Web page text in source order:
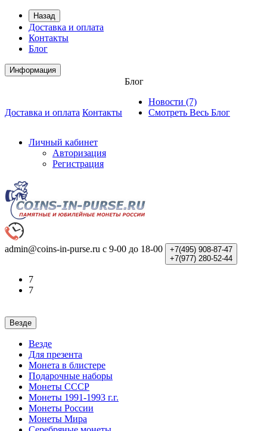
Назад
Доставка и оплата
Контакты
Блог
Информация
Доставка и оплата Контакты
Блог
Новости (7)
Смотреть Весь Блог
Личный кабинет
Авторизация
Регистрация
admin@coins-in-purse.ru с 9-00 до 18-00 +7(495) 908-87-47
+7(977) 280-52-44
7
7
Везде
Везде
Для презента
Монета в блистере
Подарочные наборы
Монеты СССР
Монеты 1991-1993 г.г.
Монеты России
Монеты Мира